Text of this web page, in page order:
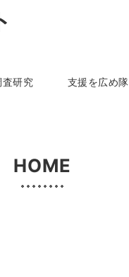
査研究 支援を広め隊
HOME